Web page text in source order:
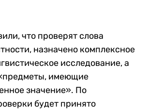
что проверят слова
назначено комплексное
исследование, а
имеющие
значение». По
будет принято